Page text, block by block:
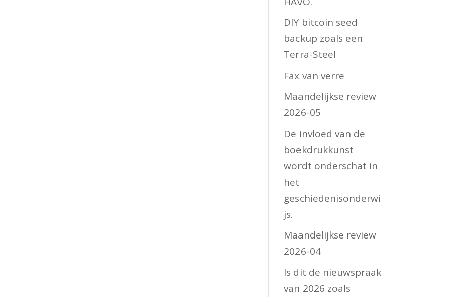
DIY bitcoin seed
backup zoals een
Terra-Steel
Fax van verre
Maandelijkse review
2026-05
De invloed van de
boekdrukkunst
wordt onderschat in
het
geschiedenisonderwi
js.
Maandelijkse review
2026-04
Is dit de nieuwspraak
van 2026 zoals